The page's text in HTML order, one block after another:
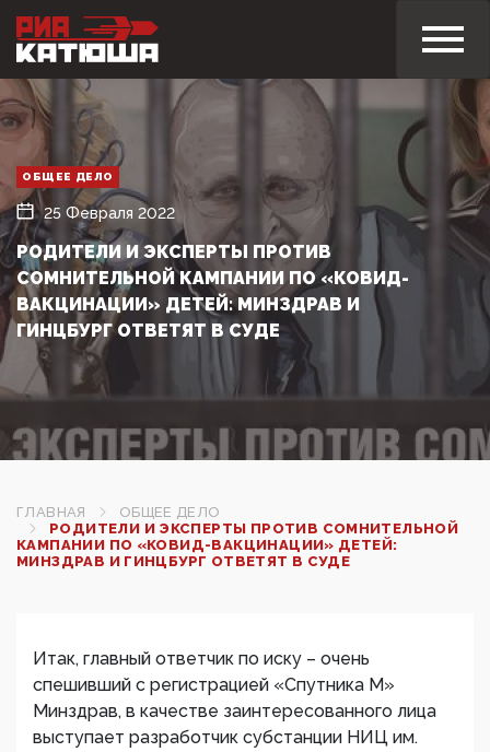
ОБЩЕЕ ДЕЛО
25 Февраля 2022
РОДИТЕЛИ И ЭКСПЕРТЫ ПРОТИВ
СОМНИТЕЛЬНОЙ КАМПАНИИ ПО «КОВИД-
ВАКЦИНАЦИИ» ДЕТЕЙ: МИНЗДРАВ И
ГИНЦБУРГ ОТВЕТЯТ В СУДЕ
ГЛАВНАЯ
ОБЩЕЕ ДЕЛО
РОДИТЕЛИ И ЭКСПЕРТЫ ПРОТИВ СОМНИТЕЛЬНОЙ
КАМПАНИИ ПО «КОВИД-ВАКЦИНАЦИИ» ДЕТЕЙ:
МИНЗДРАВ И ГИНЦБУРГ ОТВЕТЯТ В СУДЕ
Итак, главный ответчик по иску – очень
спешивший с регистрацией «Спутника М»
Минздрав, в качестве заинтересованного лица
выступает разработчик субстанции НИЦ им.